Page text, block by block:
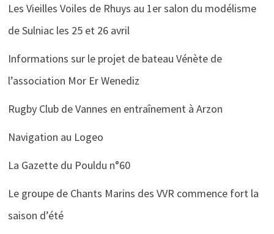
Les Vieilles Voiles de Rhuys au 1er salon du modélisme
de Sulniac les 25 et 26 avril
Informations sur le projet de bateau Vénète de
l’association Mor Er Wenediz
Rugby Club de Vannes en entraînement à Arzon
Navigation au Logeo
La Gazette du Pouldu n°60
Le groupe de Chants Marins des VVR commence fort la
saison d’été